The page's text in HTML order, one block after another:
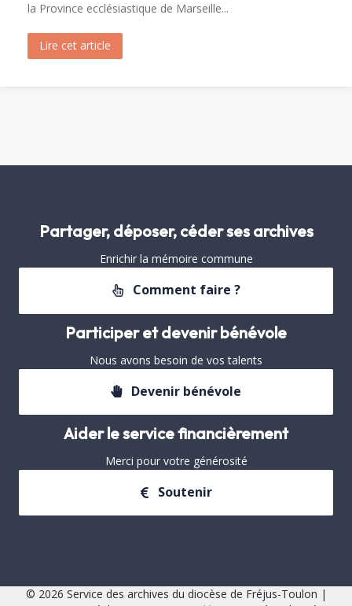
la Province ecclésiastique de Marseille...
Lire cet article
Partager, déposer, céder ses archives
Enrichir la mémoire commune
Comment faire ?
Participer et devenir bénévole
Nous avons besoin de vos talents
Devenir bénévole
Aider le service financièrement
Merci pour votre générosité
Soutenir
© 2026 Service des archives du diocèse de Fréjus-Toulon |